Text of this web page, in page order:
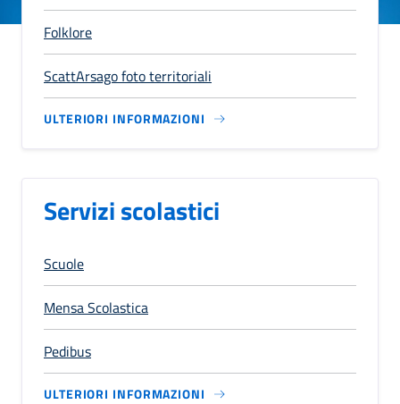
Folklore
ScattArsago foto territoriali
ULTERIORI INFORMAZIONI
Servizi scolastici
Scuole
Mensa Scolastica
Pedibus
ULTERIORI INFORMAZIONI